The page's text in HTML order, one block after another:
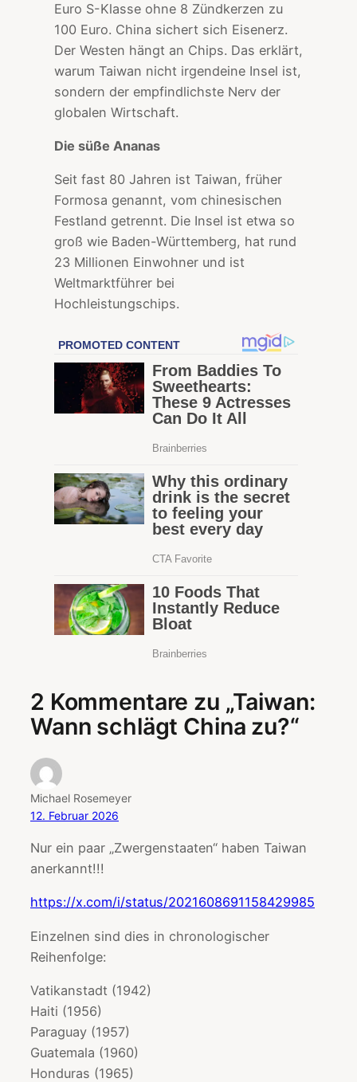
Euro S-Klasse ohne 8 Zündkerzen zu
100 Euro. China sichert sich Eisenerz.
Der Westen hängt an Chips. Das erklärt,
warum Taiwan nicht irgendeine Insel ist,
sondern der empfindlichste Nerv der
globalen Wirtschaft.
Die süße Ananas
Seit fast 80 Jahren ist Taiwan, früher
Formosa genannt, vom chinesischen
Festland getrennt. Die Insel ist etwa so
groß wie Baden-Württemberg, hat rund
23 Millionen Einwohner und ist
Weltmarktführer bei
Hochleistungschips.
2 Kommentare zu „Taiwan:
Wann schlägt China zu?“
Michael Rosemeyer
12. Februar 2026
Nur ein paar „Zwergenstaaten“ haben Taiwan
anerkannt!!!
https://x.com/i/status/2021608691158429985
Einzelnen sind dies in chronologischer
Reihenfolge:
Vatikanstadt (1942)
Haiti (1956)
Paraguay (1957)
Guatemala (1960)
Honduras (1965)